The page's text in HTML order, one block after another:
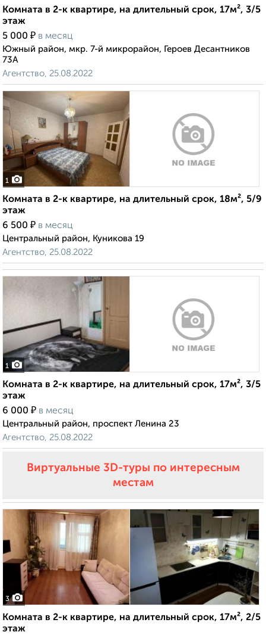
Комната в 2-к квартире, на длительный срок, 17м², 3/5
этаж
5 000 ₽ в месяц
Южный район, мкр. 7-й микрорайон, Героев Десантников
73А
Агентство, 25.08.2022
1
Комната в 2-к квартире, на длительный срок, 18м², 5/9
этаж
6 500 ₽ в месяц
Центральный район, Куникова 19
Агентство, 25.08.2022
1
Комната в 2-к квартире, на длительный срок, 17м², 3/5
этаж
6 000 ₽ в месяц
Центральный район, проспект Ленина 23
Агентство, 25.08.2022
Виртуальные 3D-туры по интересным
местам
3
Комната в 2-к квартире, на длительный срок, 17м², 2/5
этаж